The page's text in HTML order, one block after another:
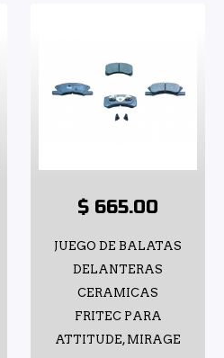
$ 665.00
JUEGO DE BALATAS
DELANTERAS
CERAMICAS
FRITEC PARA
ATTITUDE, MIRAGE